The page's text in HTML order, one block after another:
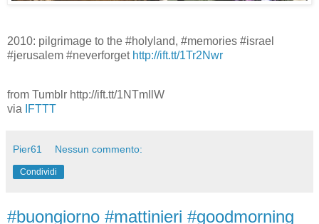
2010: pilgrimage to the #holyland, #memories #israel
#jerusalem #neverforget http://ift.tt/1Tr2Nwr
from Tumblr http://ift.tt/1NTmIlW
via IFTTT
Pier61 Nessun commento:
Condividi
#buongiorno #mattinieri #goodmorning